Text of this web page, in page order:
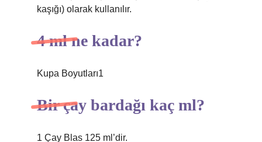
kaşığı) olarak kullanılır.
4 ml ne kadar?
Kupa Boyutları1
Bir çay bardağı kaç ml?
1 Çay Blas 125 ml’dir.